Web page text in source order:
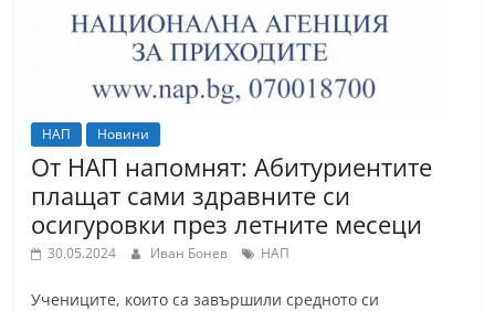
НАП Новини
От НАП напомнят: Абитуриентите
плащат сами здравните си
осигуровки през летните месеци
30.05.2024 Иван Бонев НАП
Учениците, които са завършили средното си